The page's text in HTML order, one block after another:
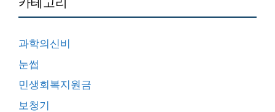
과학의신비
눈썹
민생회복지원금
보청기